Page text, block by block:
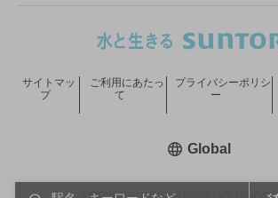
サイトマッ
プ
ご利用にあたっ
て
プライバシーポリシ
ー
Global新しい